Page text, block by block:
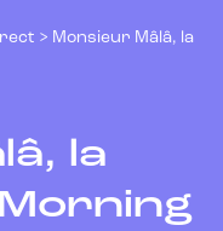
> Monsieur Mâlâ, la
la